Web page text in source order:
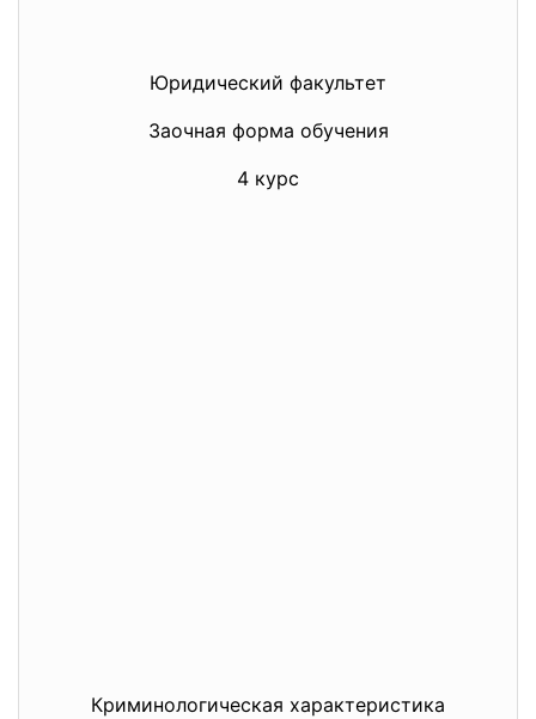
Юридический факультет
Заочная форма обучения
4 курс
Криминологическая характеристика